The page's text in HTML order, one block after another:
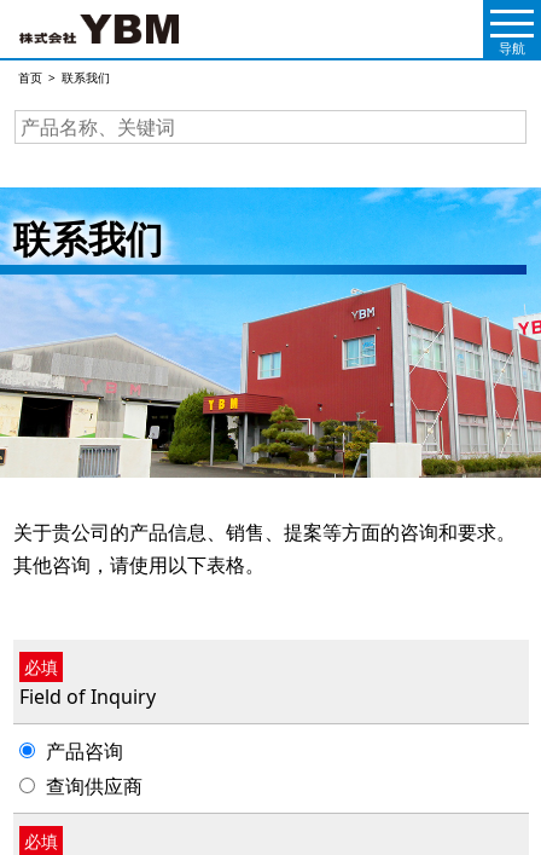
导航
首页 联系我们
联系我们
关于贵公司的产品信息、销售、提案等方面的咨询和要求。
其他咨询，请使用以下表格。
必填
Field of Inquiry
产品咨询
查询供应商
必填